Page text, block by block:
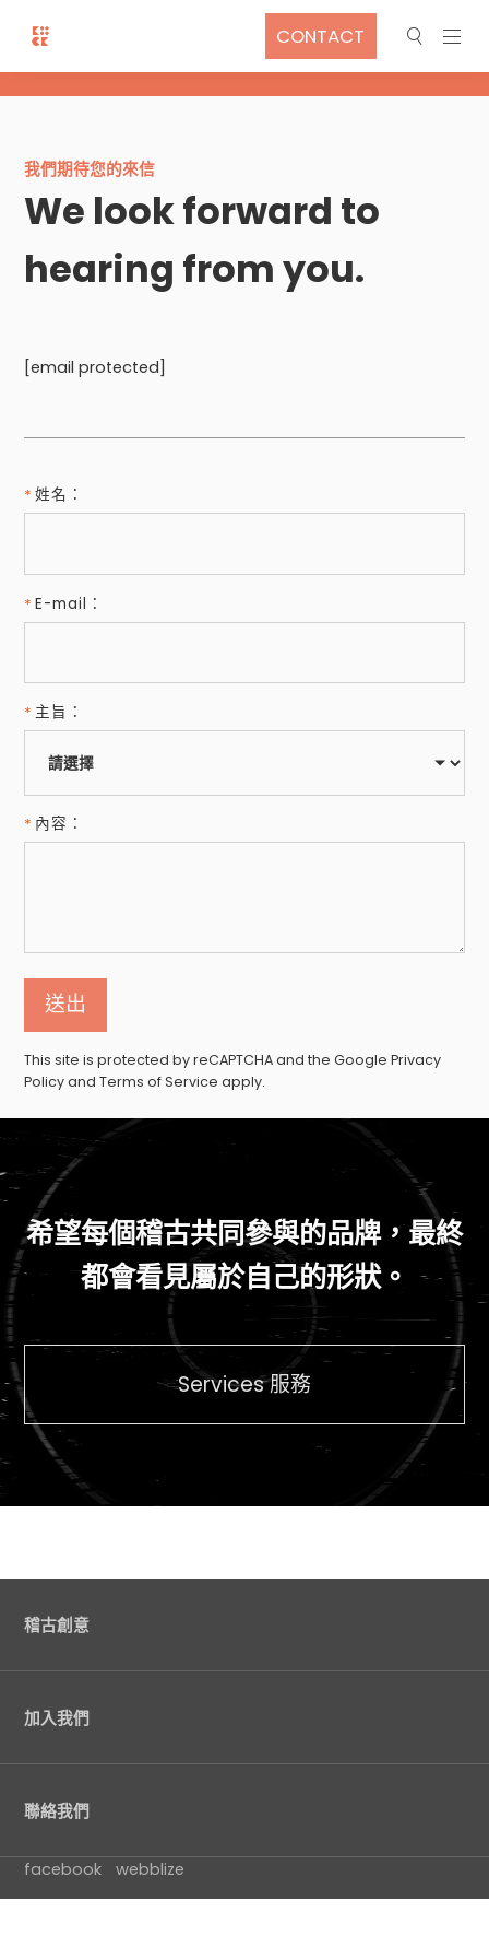
CONTACT
我們期待您的來信
We look forward to
hearing from you.
[email protected]
姓名：
E-mail：
主旨：
內容：
送出
This site is protected by reCAPTCHA and the GooglePrivacy
PolicyandTerms of Service apply.
希望每個稽古共同參與的品牌，最終
都會看見屬於自己的形狀。
Services 服務
稽古創意
加入我們
聯絡我們
facebook webblize